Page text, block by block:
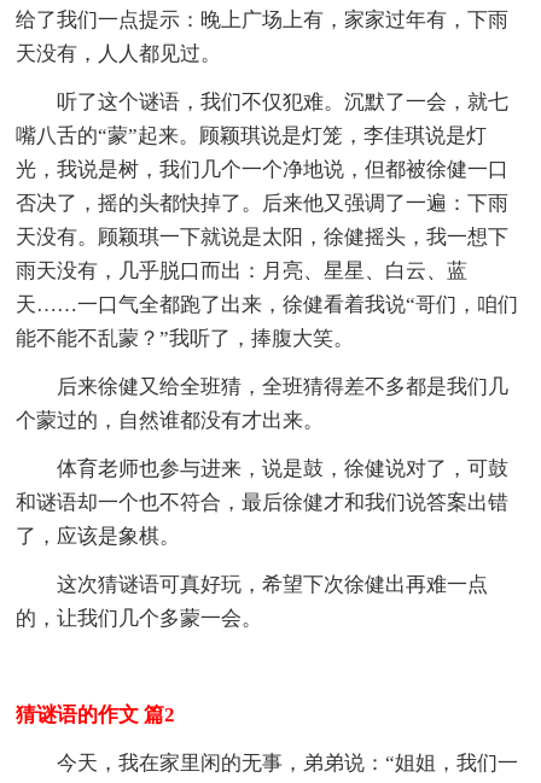
给了我们一点提示：晚上广场上有，家家过年有，下雨
天没有，人人都见过。
听了这个谜语，我们不仅犯难。沉默了一会，就七
嘴八舌的“蒙”起来。顾颖琪说是灯笼，李佳琪说是灯
光，我说是树，我们几个一个净地说，但都被徐健一口
否决了，摇的头都快掉了。后来他又强调了一遍：下雨
天没有。顾颖琪一下就说是太阳，徐健摇头，我一想下
雨天没有，几乎脱口而出：月亮、星星、白云、蓝
天……一口气全都跑了出来，徐健看着我说“哥们，咱们
能不能不乱蒙？”我听了，捧腹大笑。
后来徐健又给全班猜，全班猜得差不多都是我们几
个蒙过的，自然谁都没有才出来。
体育老师也参与进来，说是鼓，徐健说对了，可鼓
和谜语却一个也不符合，最后徐健才和我们说答案出错
了，应该是象棋。
这次猜谜语可真好玩，希望下次徐健出再难一点
的，让我们几个多蒙一会。
猜谜语的作文 篇2
今天，我在家里闲的无事，弟弟说：“姐姐，我们一